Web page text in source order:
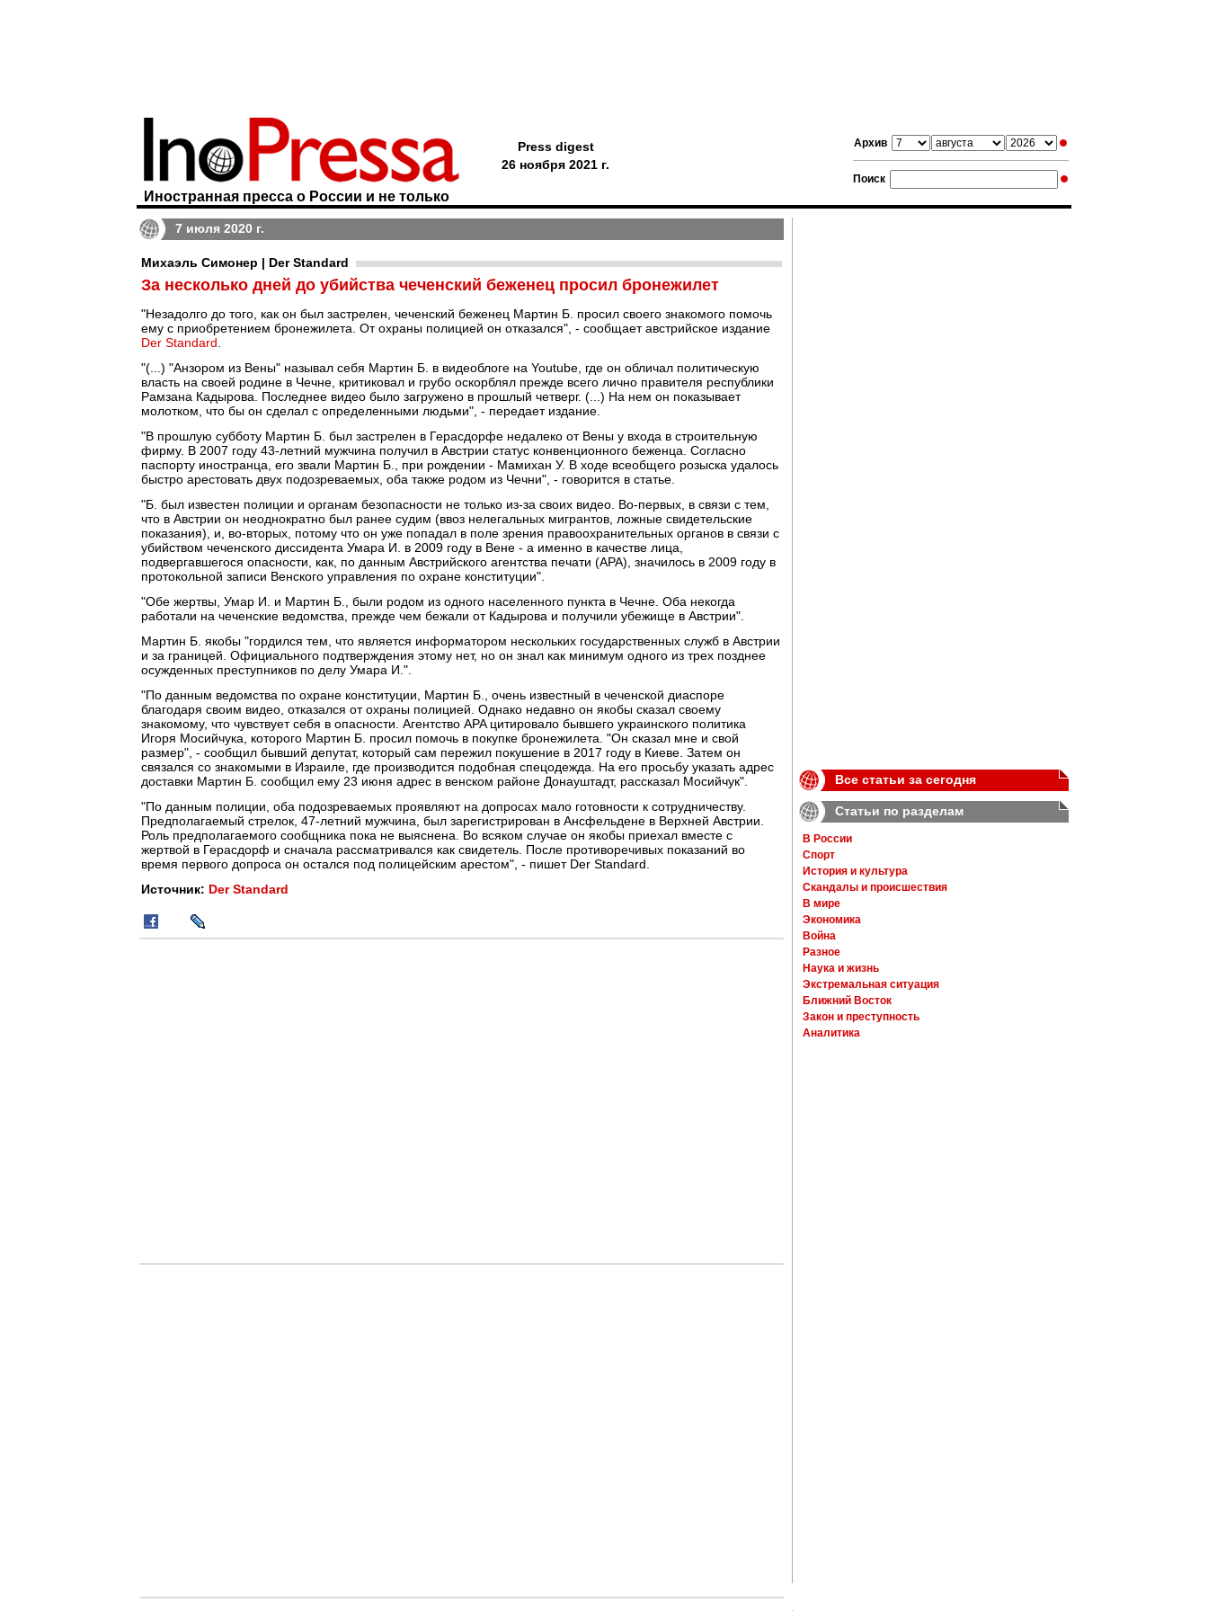
Архив
Поиск
Иностранная пресса о России и не только
Press digest
26 ноября 2021 г.
7 июля 2020 г.
Михаэль Симонер | Der Standard
За несколько дней до убийства чеченский беженец просил бронежилет
"Незадолго до того, как он был застрелен, чеченский беженец Мартин Б. просил своего знакомого помочь
ему с приобретением бронежилета. От охраны полицией он отказался", - сообщает австрийское издание
Der Standard
"(...) "Анзором из Вены" называл себя Мартин Б. в видеоблоге на Youtube, где он обличал политическую
власть на своей родине в Чечне, критиковал и грубо оскорблял прежде всего лично правителя республики
Рамзана Кадырова. Последнее видео было загружено в прошлый четверг. (...) На нем он показывает
молотком, что бы он сделал с определенными людьми", - передает издание.
"В прошлую субботу Мартин Б. был застрелен в Герасдорфе недалеко от Вены у входа в строительную
фирму. В 2007 году 43-летний мужчина получил в Австрии статус конвенционного беженца. Согласно
паспорту иностранца, его звали Мартин Б., при рождении - Мамихан У. В ходе всеобщего розыска удалось
быстро арестовать двух подозреваемых, оба также родом из Чечни", - говорится в статье.
"Б. был известен полиции и органам безопасности не только из-за своих видео. Во-первых, в связи с тем,
что в Австрии он неоднократно был ранее судим (ввоз нелегальных мигрантов, ложные свидетельские
показания), и, во-вторых, потому что он уже попадал в поле зрения правоохранительных органов в связи с
убийством чеченского диссидента Умара И. в 2009 году в Вене - а именно в качестве лица,
подвергавшегося опасности, как, по данным Австрийского агентства печати (APA), значилось в 2009 году в
протокольной записи Венского управления по охране конституции".
"Обе жертвы, Умар И. и Мартин Б., были родом из одного населенного пункта в Чечне. Оба некогда
работали на чеченские ведомства, прежде чем бежали от Кадырова и получили убежище в Австрии".
Мартин Б. якобы "гордился тем, что является информатором нескольких государственных служб в Австрии
и за границей. Официального подтверждения этому нет, но он знал как минимум одного из трех позднее
осужденных преступников по делу Умара И.".
"По данным ведомства по охране конституции, Мартин Б., очень известный в чеченской диаспоре
благодаря своим видео, отказался от охраны полицией. Однако недавно он якобы сказал своему
знакомому, что чувствует себя в опасности. Агентство APA цитировало бывшего украинского политика
Игоря Мосийчука, которого Мартин Б. просил помочь в покупке бронежилета. "Он сказал мне и свой
размер", - сообщил бывший депутат, который сам пережил покушение в 2017 году в Киеве. Затем он
связался со знакомыми в Израиле, где производится подобная спецодежда. На его просьбу указать адрес
доставки Мартин Б. сообщил ему 23 июня адрес в венском районе Донауштадт, рассказал Мосийчук".
"По данным полиции, оба подозреваемых проявляют на допросах мало готовности к сотрудничеству.
Предполагаемый стрелок, 47-летний мужчина, был зарегистрирован в Ансфельдене в Верхней Австрии.
Роль предполагаемого сообщника пока не выяснена. Во всяком случае он якобы приехал вместе с
жертвой в Герасдорф и сначала рассматривался как свидетель. После противоречивых показаний во
время первого допроса он остался под полицейским арестом", - пишет Der Standard.
Источник: Der Standard
Все статьи за сегодня
Статьи по разделам
В России
Спорт
История и культура
Скандалы и происшествия
В мире
Экономика
Война
Разное
Наука и жизнь
Экстремальная ситуация
Ближний Восток
Закон и преступность
Аналитика